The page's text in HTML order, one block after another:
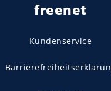
freenet
Kundenservice